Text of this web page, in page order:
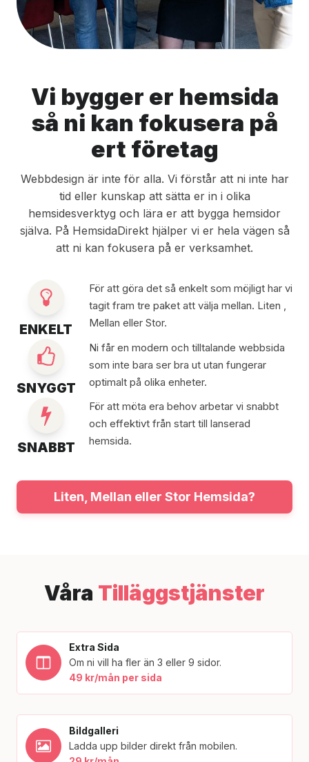
Vi bygger er hemsida
så ni kan fokusera på
ert företag
Webbdesign är inte för alla. Vi förstår att ni inte har
tid eller kunskap att sätta er in i olika
hemsidesverktyg och lära er att bygga hemsidor
själva. På HemsidaDirekt hjälper vi er hela vägen så
att ni kan fokusera på er verksamhet.
ENKELT
För att göra det så enkelt som möjligt har vi
tagit fram tre paket att välja mellan. Liten ,
Mellan eller Stor.
SNYGGT
Ni får en modern och tilltalande webbsida
som inte bara ser bra ut utan fungerar
optimalt på olika enheter.
SNABBT
För att möta era behov arbetar vi snabbt
och effektivt från start till lanserad
hemsida.
Liten, Mellan eller Stor Hemsida?
Våra Tilläggstjänster
Extra Sida
Om ni vill ha fler än 3 eller 9 sidor.
49 kr/mån per sida
Bildgalleri
Ladda upp bilder direkt från mobilen.